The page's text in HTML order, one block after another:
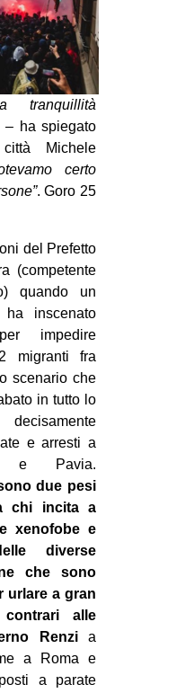
tranquillità
– ha spiegato
Michele
certo
. Goro 25
del Prefetto
(competente
quando un
inscenato
impedire
migranti fra
scenario che
in tutto lo
e arresti a
e Pavia.
due pesi
chi incita a
xenofobe e
diverse
che sono
urlare a gran
alle
Renzia
a Roma e
a parate